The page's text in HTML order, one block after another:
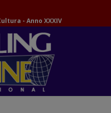
- Anno XXXIV